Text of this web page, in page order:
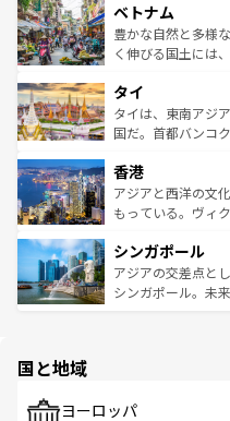
参照してほしい。
容にもいいと評判
が味わ
照してほしい。
き、地方に足を延
できる。そして、
まで、さまざまな
リティに包まれな
覧を参照してほし
ベトナム
豊かな自然と多様
く伸びる国土には
急速な発展と共に
ーチミン市のフラ
醸し出している。
とつ。フォーやバ
ひ現地で味わいた
が旅行者を迎えて
参照してほしい。
タイ
タイは、東南アジ
国だ。首都バンコ
の活気が交差して
帯で自然と触れ合
いビーチでリゾー
激する。気候は一
が待っている。親
た文化、そして多
香港
アジアと西洋の文
もっている。ヴィ
み、どこを訪れて
ており、効率よく
うな絶景から文化
シンガポール
アジアの交差点と
シンガポール。未
で、ホーカーズは
国と地域
ヨーロッパ